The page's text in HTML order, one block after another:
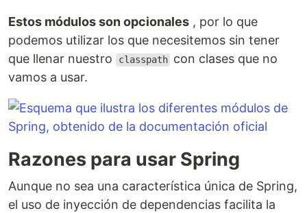
Estos módulos son opcionales , por lo que
podemos utilizar los que necesitemos sin tener
que llenar nuestro
classpath con clases que no
vamos a usar.
Razones para usar Spring
Aunque no sea una característica única de Spring,
el uso de inyección de dependencias facilita la